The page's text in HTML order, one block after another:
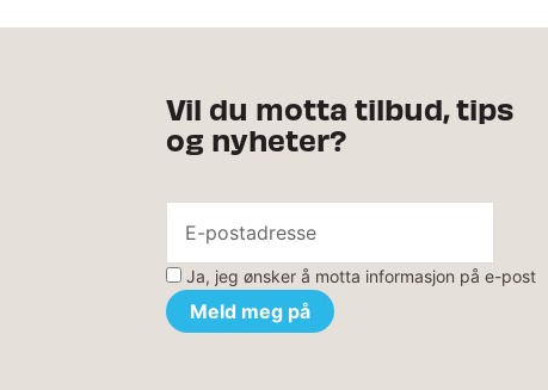
Vil du motta tilbud, tips
og nyheter?
Ja, jeg ønsker å motta informasjon på e-post